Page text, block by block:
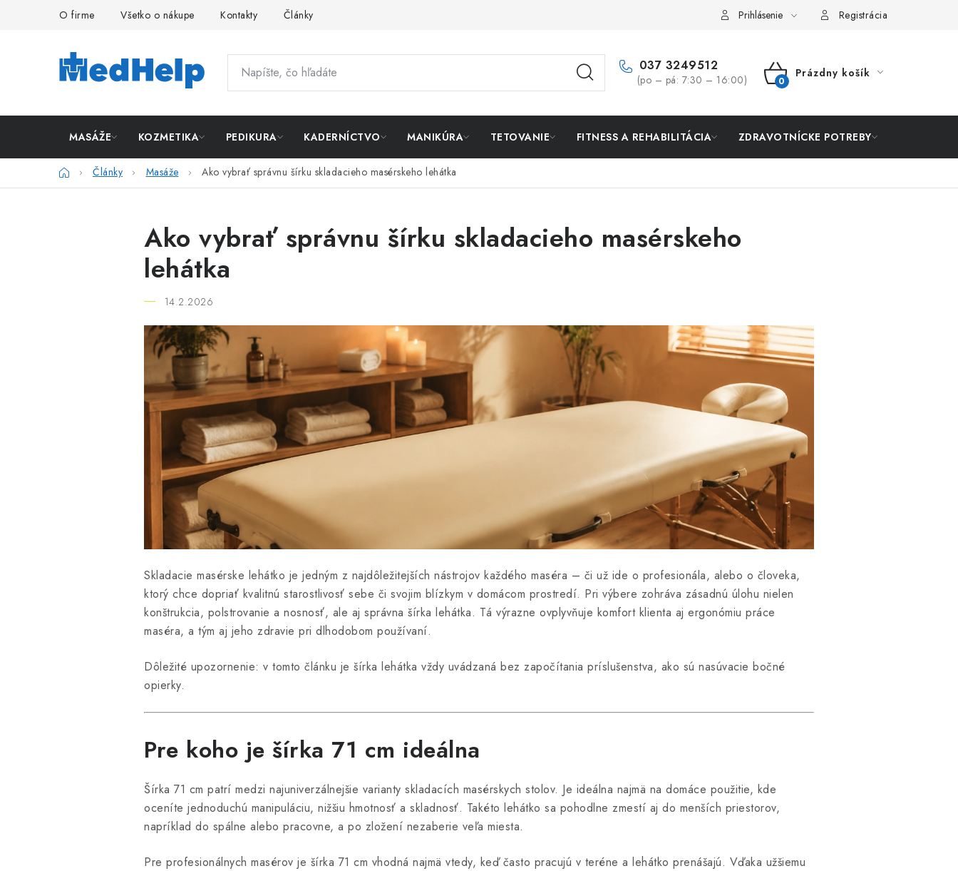
O firme Všetko o nákupe Kontakty Články Prihlásenie Registrácia
037 3249512
(po – pá: 7:30 – 16:00)
NÁKUPNÝ
Prázdny košík
MASÁŽE KOZMETIKA PEDIKURA KADERNÍCTVO MANIKÚRA TETOVANIE FITNESS A REHABILITÁCIA ZDRAVOTNÍCKE POTREBY
DomovČlánky Masáže Ako vybrať správnu šírku skladacieho masérskeho lehátka
Ako vybrať správnu šírku skladacieho masérskeho
lehátka
14.2.2026
Skladacie masérske lehátko je jedným z najdôležitejších nástrojov každého maséra – či už ide o profesionála, alebo o človeka,
ktorý chce dopriať kvalitnú starostlivosť sebe či svojim blízkym v domácom prostredí. Pri výbere zohráva zásadnú úlohu nielen
konštrukcia, polstrovanie a nosnosť, ale aj správna šírka lehátka. Tá výrazne ovplyvňuje komfort klienta aj ergonómiu práce
maséra, a tým aj jeho zdravie pri dlhodobom používaní.
Dôležité upozornenie: v tomto článku je šírka lehátka vždy uvádzaná bez započítania príslušenstva, ako sú nasúvacie bočné
opierky.
Pre koho je šírka 71 cm ideálna
Šírka 71 cm patrí medzi najuniverzálnejšie varianty skladacích masérskych stolov. Je ideálna najmä na domáce použitie, kde
oceníte jednoduchú manipuláciu, nižšiu hmotnosť a skladnosť. Takéto lehátko sa pohodlne zmestí aj do menších priestorov,
napríklad do spálne alebo pracovne, a po zložení nezaberie veľa miesta.
Pre profesionálnych masérov je šírka 71 cm vhodná najmä vtedy, keď často pracujú v teréne a lehátko prenášajú. Vďaka užšiemu